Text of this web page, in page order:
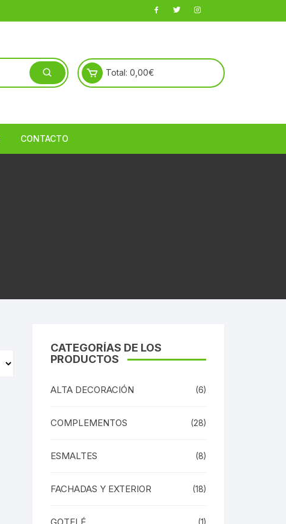
Total: 0,00€
CONTACTO
CATEGORÍAS DE LOS
PRODUCTOS
ALTA DECORACIÓN (6)
COMPLEMENTOS (28)
ESMALTES (8)
FACHADAS Y EXTERIOR (18)